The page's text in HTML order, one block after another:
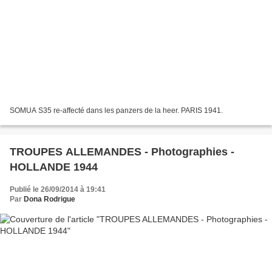
SOMUA S35 re-affecté dans les panzers de la heer. PARIS 1941.
TROUPES ALLEMANDES - Photographies -
HOLLANDE 1944
Publié le 26/09/2014 à 19:41
Par Dona Rodrigue